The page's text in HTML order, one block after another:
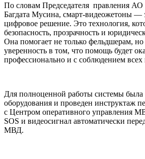
По словам Председателя правления АО
Багдата Мусина, смарт-видеожетоны —
цифровое решение. Это технология,
безопасность, прозрачность и
Она помогает не только фельдшерам,
уверенность в том, что помощь будет
профессионально и с соблюдением всех
Для полноценной работы системы была
оборудования и проведен инструктаж
с Центром оперативного управления
SOS и видеосигнал автоматически
МВД.